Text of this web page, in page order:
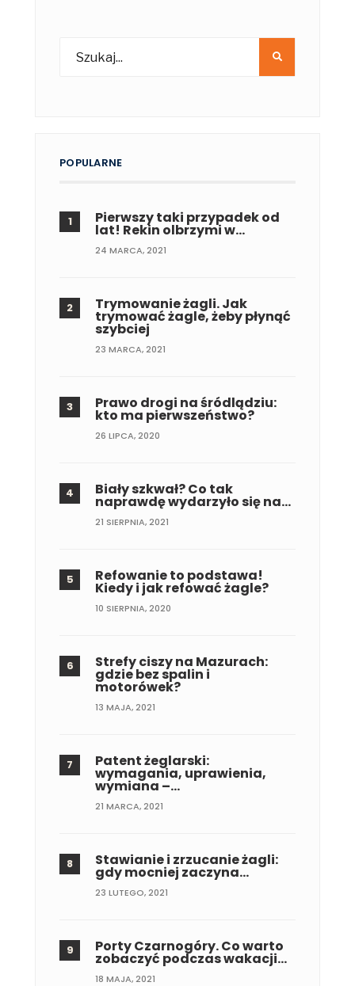
POPULARNE
Pierwszy taki przypadek od
lat! Rekin olbrzymi w…
24 MARCA, 2021
Trymowanie żagli. Jak
trymować żagle, żeby płynąć
szybciej
23 MARCA, 2021
Prawo drogi na śródlądziu:
kto ma pierwszeństwo?
26 LIPCA, 2020
Biały szkwał? Co tak
naprawdę wydarzyło się na…
21 SIERPNIA, 2021
Refowanie to podstawa!
Kiedy i jak refować żagle?
10 SIERPNIA, 2020
Strefy ciszy na Mazurach:
gdzie bez spalin i
motorówek?
13 MAJA, 2021
Patent żeglarski:
wymagania, uprawienia,
wymiana –…
21 MARCA, 2021
Stawianie i zrzucanie żagli:
gdy mocniej zaczyna…
23 LUTEGO, 2021
Porty Czarnogóry. Co warto
zobaczyć podczas wakacji…
18 MAJA, 2021